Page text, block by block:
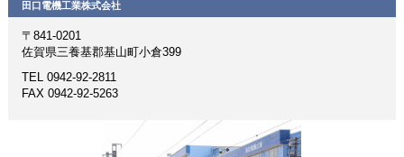
田口電機工業株式会社
〒841-0201
佐賀県三養基郡基山町小倉399
TEL 0942-92-2811
FAX 0942-92-5263